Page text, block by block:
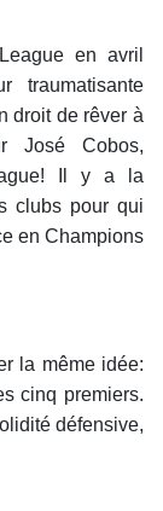
en avril
traumatisante
droit de rêver à
José Cobos,
Il y a la
clubs pour qui
en Champions
la même idée:
cinq premiers.
défensive,